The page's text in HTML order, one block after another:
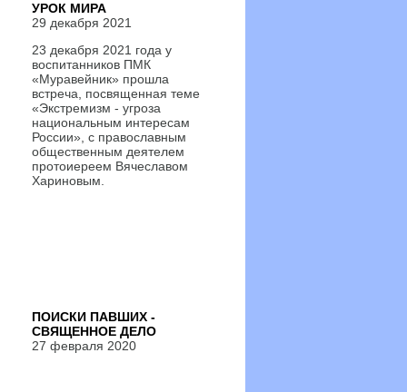
УРОК МИРА
29 декабря 2021
23 декабря 2021 года у
воспитанников ПМК
«Муравейник» прошла
встреча, посвященная теме
«Экстремизм - угроза
национальным интересам
России», с православным
общественным деятелем
протоиереем Вячеславом
Хариновым.
ПОИСКИ ПАВШИХ -
СВЯЩЕННОЕ ДЕЛО
27 февраля 2020